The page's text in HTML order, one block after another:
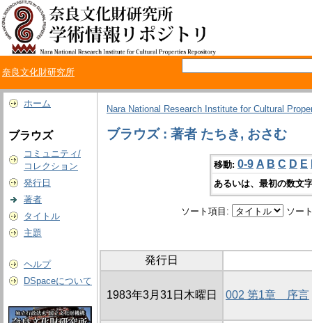
奈良文化財研究所
ホーム
ブラウズ
コミュニティ/
コレクション
発行日
著者
タイトル
主題
ヘルプ
DSpaceについて
Nara National Research Institute for Cultural
ブラウズ : 著者 たちき, おさむ
移動: 0-9 A B C D E
あるいは、最初の数文
ソート項目: ソー
発行日
1983年3月31日木曜日 002 第1章 序言